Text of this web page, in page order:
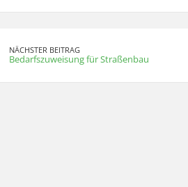
NÄCHSTER BEITRAG
Bedarfszuweisung für Straßenbau